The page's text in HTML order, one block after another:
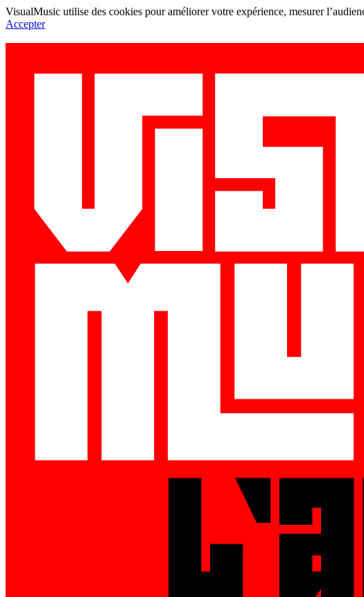
VisualMusic utilise des cookies pour améliorer votre expérience, mesurer
Accepter